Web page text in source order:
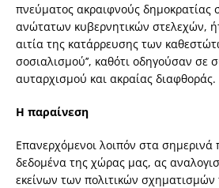
πνεύματος ακραιφνούς δημοκρατίας
ανώτατων κυβερνητικών στελεχών,
αιτία της κατάρρευσης των
σοσιαλισμού’’, καθότι οδηγούσαν σε
αυταρχισμού και ακραίας διαφθοράς.
Η παραίνεση
Επανερχόμενοι λοιπόν στα σημερινά
δεδομένα της χώρας μας, ας
εκείνων των πολιτικών σχηματισμών